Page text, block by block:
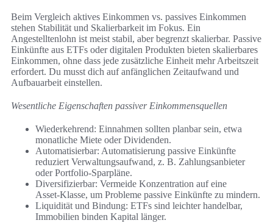
Beim Vergleich aktives Einkommen vs. passives Einkommen
stehen Stabilität und Skalierbarkeit im Fokus. Ein
Angestelltenlohn ist meist stabil, aber begrenzt skalierbar. Passive
Einkünfte aus ETFs oder digitalen Produkten bieten skalierbares
Einkommen, ohne dass jede zusätzliche Einheit mehr Arbeitszeit
erfordert. Du musst dich auf anfänglichen Zeitaufwand und
Aufbauarbeit einstellen.
Wesentliche Eigenschaften passiver Einkommensquellen
Wiederkehrend: Einnahmen sollten planbar sein, etwa
monatliche Miete oder Dividenden.
Automatisierbar: Automatisierung passive Einkünfte
reduziert Verwaltungsaufwand, z. B. Zahlungsanbieter
oder Portfolio-Sparpläne.
Diversifizierbar: Vermeide Konzentration auf eine
Asset‑Klasse, um Probleme passive Einkünfte zu mindern.
Liquidität und Bindung: ETFs sind leichter handelbar,
Immobilien binden Kapital länger.